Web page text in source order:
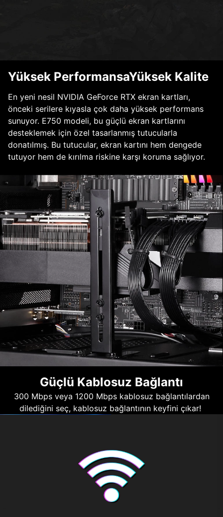
Yüksek PerformansaYüksek Kalite
En yeni nesil NVIDIA GeForce RTX ekran kartları,
önceki serilere kıyasla çok daha yüksek performans
sunuyor. E750 modeli, bu güçlü ekran kartlarını
desteklemek için özel tasarlanmış tutucularla
donatılmış. Bu tutucular, ekran kartını hem dengede
tutuyor hem de kırılma riskine karşı koruma sağlıyor.
Güçlü Kablosuz Bağlantı
300 Mbps veya 1200 Mbps kablosuz bağlantılardan
dilediğini seç, kablosuz bağlantının keyfini çıkar!